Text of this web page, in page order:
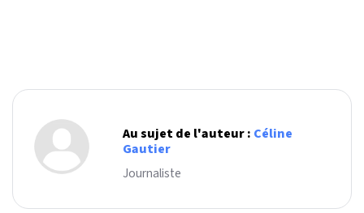
Au sujet de l'auteur : Céline
Gautier
Journaliste